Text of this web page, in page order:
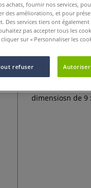
Mini-
Découvrez ce
Arts : un mini-
dimensiosn de 9
achats, fournir nos services,
des améliorations, et pour
Des services tiers ont également
pas accepter tous les
sur « Personnaliser les
refuser Autoriser